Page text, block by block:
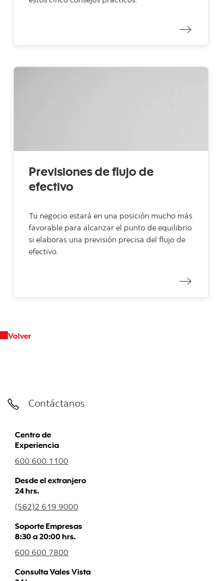
Previsiones de flujo de
efectivo
Tu negocio estará en una posición mucho más
favorable para alcanzar el punto de equilibrio
si elaboras una previsión precisa del flujo de
efectivo.
Volver
Contáctanos
Centro de
Experiencia
600 600 1100
Desde el extranjero
24 hrs.
(562)2 619 9000
Soporte Empresas
8:30 a 20:00 hrs.
600 600 7800
Consulta Vales Vista